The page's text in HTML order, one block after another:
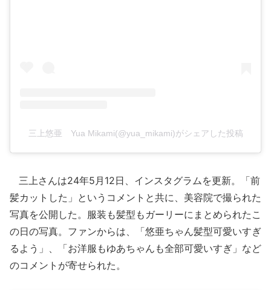
三上悠亜 Yua Mikami(@yua_mikami)がシェアした投稿
三上さんは24年5月12日、インスタグラムを更新。「前
髪カットした」というコメントと共に、美容院で撮られた
写真を公開した。服装も髪型もガーリーにまとめられたこ
の日の写真。ファンからは、「悠亜ちゃん髪型可愛いすぎ
るよう」、「お洋服もゆあちゃんも全部可愛いすぎ」など
のコメントが寄せられた。